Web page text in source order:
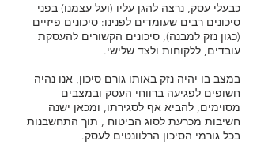
כבעלי עסק, נרצה להגן עליו (ועל עצמנו) בפני
סיכונים רבים שעומדים לפנינו: סיכונים פיזיים
(כגון נזק למבנה), סיכונים הקשורים להעסקת
עובדים, ללקוחות ולצד שלישי.
במצב בו יהיה נזק באותו גורם סיכון, אנו נהיה
חשופים לפגיעה ברווחי העסק ובמצבים
מסוימים, להביא אף לסגירתו, ומכאן ישנה
חשיבות מכרעת לסוג הביטוח , תוך התחשבנות
בכל גורמי הסיכון הרלוונטים לעסק.